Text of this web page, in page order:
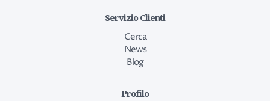
Servizio Clienti
Cerca
News
Blog
Profilo